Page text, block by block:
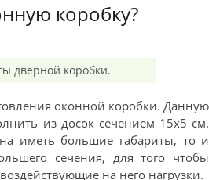
коробку?
дверной коробки.
оконной коробки. Данную
из досок сечением 15х5 см.
иметь большие габариты, то и
сечения, для того чтобы
на него нагрузки.